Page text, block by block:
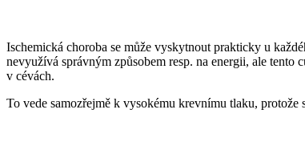
Ischemická choroba se může vyskytnout prakticky u
nevyužívá správným způsobem resp. na energii, ale
v cévách.
To vede samozřejmě k vysokému krevnímu tlaku, protože